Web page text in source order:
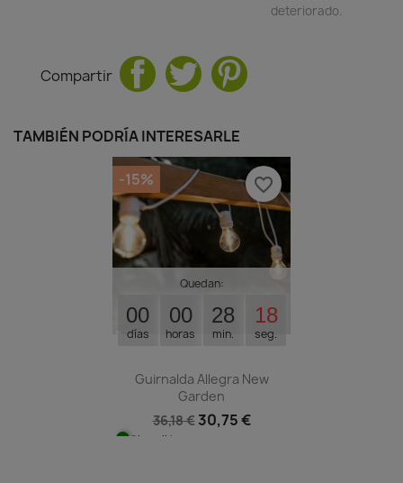
deteriorado.
Compartir
TAMBIÉN PODRÍA INTERESARLE
Quedan:
00
días
00
horas
28
min.
17
seg.
Guirnalda Allegra New
Garden
36,18 € 30,75 €
Disponible
-15% favorite_border